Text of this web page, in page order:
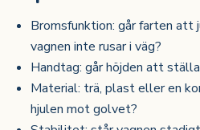
Bromsfunktion: går farten
vagnen inte rusar i väg?
Handtag: går höjden att
Material: trä, plast eller en
hjulen mot golvet?